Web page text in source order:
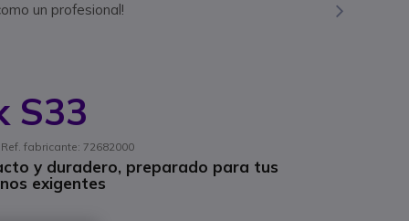
un profesional!
S33
fabricante: 72682000
y duradero, preparado para tus
exigentes